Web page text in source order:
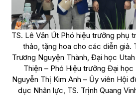
TS. Lê Văn Út Phó hiệu trưởng phụ
thảo, tặng hoa cho các diễn giả.
Trương Nguyện Thành, Đại học
Thiện – Phó Hiệu trưởng Đại học
Nguyễn Thị Kim Anh – Ủy viên Hội
dục Nhân lực, TS. Trịnh Quang